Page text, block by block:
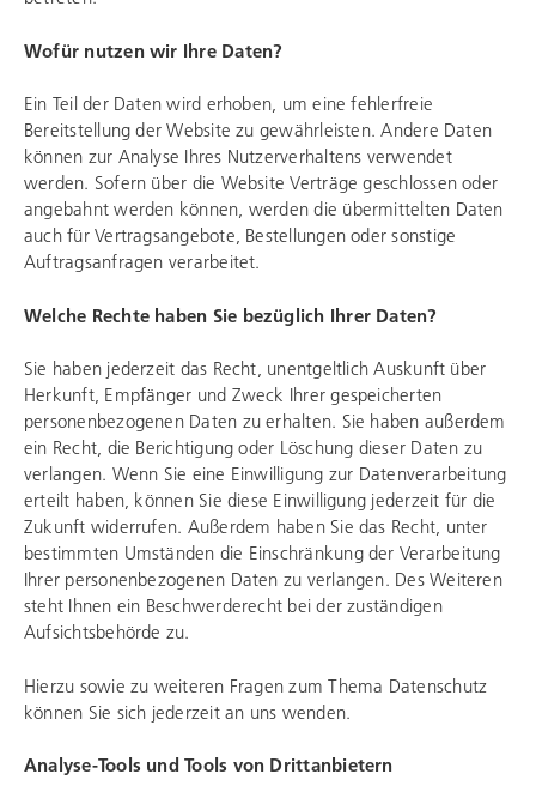
Wofür nutzen wir Ihre Daten?
Ein Teil der Daten wird erhoben, um eine fehlerfreie
Bereitstellung der Website zu gewährleisten. Andere Daten
können zur Analyse Ihres Nutzerverhaltens verwendet
werden. Sofern über die Website Verträge geschlossen oder
angebahnt werden können, werden die übermittelten Daten
auch für Vertragsangebote, Bestellungen oder sonstige
Auftragsanfragen verarbeitet.
Welche Rechte haben Sie bezüglich Ihrer Daten?
Sie haben jederzeit das Recht, unentgeltlich Auskunft über
Herkunft, Empfänger und Zweck Ihrer gespeicherten
personenbezogenen Daten zu erhalten. Sie haben außerdem
ein Recht, die Berichtigung oder Löschung dieser Daten zu
verlangen. Wenn Sie eine Einwilligung zur Datenverarbeitung
erteilt haben, können Sie diese Einwilligung jederzeit für die
Zukunft widerrufen. Außerdem haben Sie das Recht, unter
bestimmten Umständen die Einschränkung der Verarbeitung
Ihrer personenbezogenen Daten zu verlangen. Des Weiteren
steht Ihnen ein Beschwerderecht bei der zuständigen
Aufsichtsbehörde zu.
Hierzu sowie zu weiteren Fragen zum Thema Datenschutz
können Sie sich jederzeit an uns wenden.
Analyse-Tools und Tools von Drittanbietern